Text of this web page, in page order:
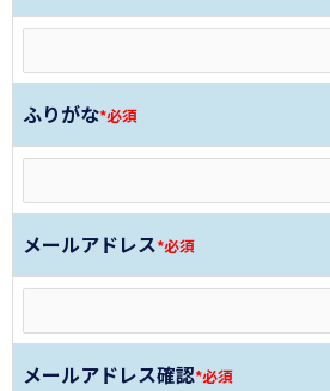
ふりがな*必須
メールアドレス*必須
メールアドレス確認*必須